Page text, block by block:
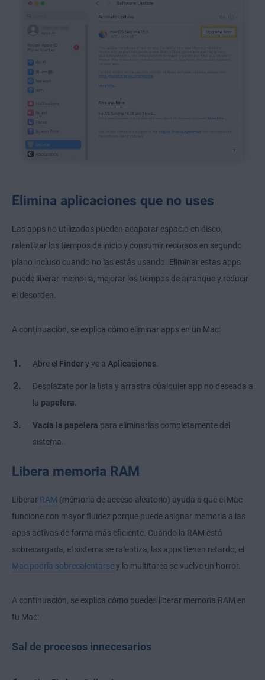
Elimina aplicaciones que no uses
Las apps no utilizadas pueden acaparar espacio en disco,
ralentizar los tiempos de inicio y consumir recursos en segundo
plano incluso cuando no las estás usando. Eliminar estas apps
puede liberar memoria, mejorar los tiempos de arranque y reducir
el desorden.
A continuación, se explica cómo eliminar apps en un Mac:
Abre el Findery ve a Aplicaciones
Desplázate por la lista y arrastra cualquier app no deseada a
la papelera
Vacía la papelera para eliminarlas completamente del
sistema.
Libera memoria RAM
Liberar RAM (memoria de acceso aleatorio) ayuda a que el Mac
funcione con mayor fluidez porque puede asignar memoria a las
apps activas de forma más eficiente. Cuando la RAM está
sobrecargada, el sistema se ralentiza, las apps tienen retardo, el
Mac podría sobrecalentarsey la multitarea se vuelve un horror.
A continuación, se explica cómo puedes liberar memoria RAM en
tu Mac:
Sal de procesos innecesarios